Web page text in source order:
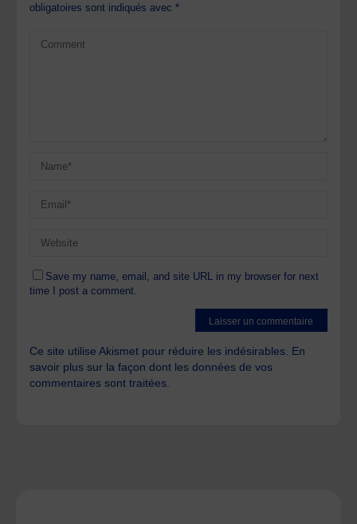
obligatoires sont indiqués avec*
Save my name, email, and site URL in my browser for next
time I post a comment.
Ce site utilise Akismet pour réduire les indésirables. En
savoir plus sur la façon dont les données de vos
commentaires sont traitées